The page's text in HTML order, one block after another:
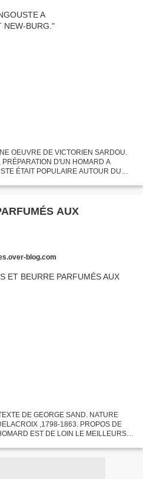
OEUVRE DE VICTORIEN SARDOU.
D'UN HOMARD A
ÉTAIT POPULAIRE AUTOUR DU
AUX
blog.com
DE GEORGE SAND. NATURE
,1798-1863. PROPOS DE
EST DE LOIN LE MEILLEURS